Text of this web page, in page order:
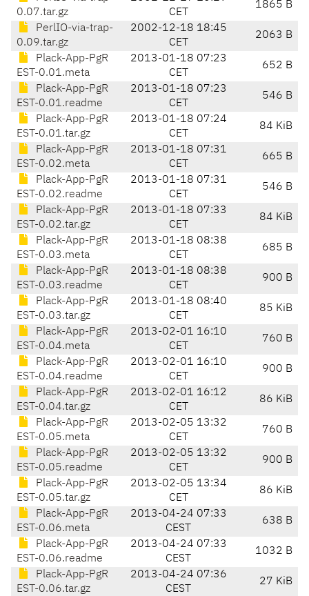
0.07.tar.gz
CET
1865 B
PerlIO-via-trap-
0.09.tar.gz
2002-12-18 18:45
CET
2063 B
Plack-App-PgR
EST-0.01.meta
2013-01-18 07:23
CET
652 B
Plack-App-PgR
EST-0.01.readme
2013-01-18 07:23
CET
546 B
Plack-App-PgR
EST-0.01.tar.gz
2013-01-18 07:24
CET
84 KiB
Plack-App-PgR
EST-0.02.meta
2013-01-18 07:31
CET
665 B
Plack-App-PgR
EST-0.02.readme
2013-01-18 07:31
CET
546 B
Plack-App-PgR
EST-0.02.tar.gz
2013-01-18 07:33
CET
84 KiB
Plack-App-PgR
EST-0.03.meta
2013-01-18 08:38
CET
685 B
Plack-App-PgR
EST-0.03.readme
2013-01-18 08:38
CET
900 B
Plack-App-PgR
EST-0.03.tar.gz
2013-01-18 08:40
CET
85 KiB
Plack-App-PgR
EST-0.04.meta
2013-02-01 16:10
CET
760 B
Plack-App-PgR
EST-0.04.readme
2013-02-01 16:10
CET
900 B
Plack-App-PgR
EST-0.04.tar.gz
2013-02-01 16:12
CET
86 KiB
Plack-App-PgR
EST-0.05.meta
2013-02-05 13:32
CET
760 B
Plack-App-PgR
EST-0.05.readme
2013-02-05 13:32
CET
900 B
Plack-App-PgR
EST-0.05.tar.gz
2013-02-05 13:34
CET
86 KiB
Plack-App-PgR
EST-0.06.meta
2013-04-24 07:33
CEST
638 B
Plack-App-PgR
EST-0.06.readme
2013-04-24 07:33
CEST
1032 B
Plack-App-PgR
EST-0.06.tar.gz
2013-04-24 07:36
CEST
27 KiB